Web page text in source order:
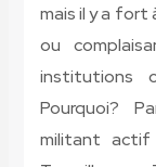
mais il y a fort
ou
institutions
Pourquoi?
militant actif